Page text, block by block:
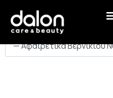
ΚΑΤΗΓΟΡΙΕΣ